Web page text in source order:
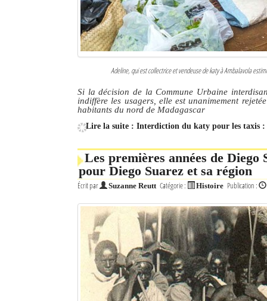
Adeline, qui est collectrice et vendeuse de katy à Ambalavola
Si la décision de la Commune Urbaine
indiffère les usagers, elle est unanimement
habitants du nord de Madagascar
Lire la suite : Interdiction du katy pour les taxis :
Les premières années de
pour Diego Suarez et sa région
Écrit par Suzanne Reutt Catégorie : Histoire Publication :